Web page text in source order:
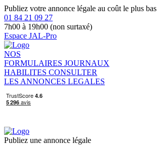
Publiez votre annonce légale au coût le plus bas
01 84 21 09 27
7h00 à 19h00 (non surtaxé)
Espace JAL-Pro
NOS
FORMULAIRES JOURNAUX
HABILITES CONSULTER
LES ANNONCES LEGALES
Publiez une annonce légale